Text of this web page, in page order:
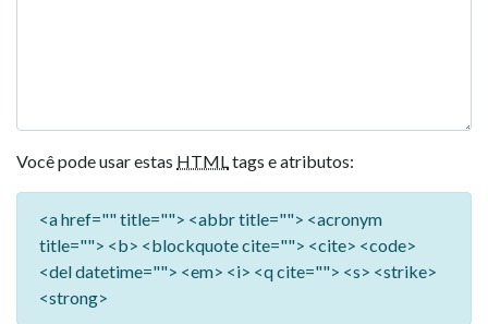
Você pode usar estas HTMLtags e atributos:
<a href="" title=""> <abbr title=""> <acronym
title=""> <b> <blockquote cite=""> <cite> <code>
<del datetime=""> <em> <i> <q cite=""> <s> <strike>
<strong>